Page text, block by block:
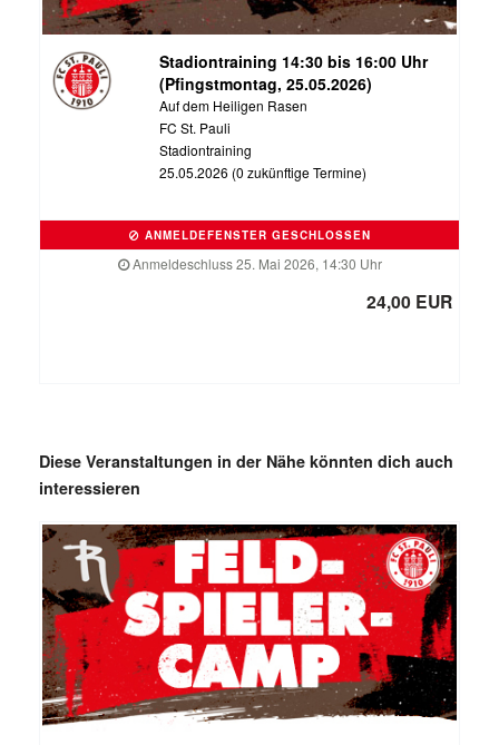
Stadiontraining 14:30 bis 16:00 Uhr
(Pfingstmontag, 25.05.2026)
Auf dem Heiligen Rasen
FC St. Pauli
Stadiontraining
25.05.2026 (0 zukünftige Termine)
ANMELDEFENSTER GESCHLOSSEN
Anmeldeschluss 25. Mai 2026, 14:30 Uhr
24,00 EUR
Diese Veranstaltungen in der Nähe könnten dich auch
interessieren